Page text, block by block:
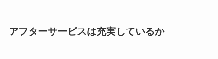
アフターサービスは充実しているか